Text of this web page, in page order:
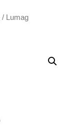
/ Lumag